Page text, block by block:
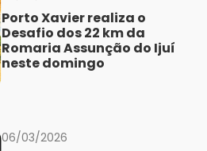
Porto Xavier realiza o
Desafio dos 22 km da
Romaria Assunção do Ijuí
neste domingo
06/03/2026